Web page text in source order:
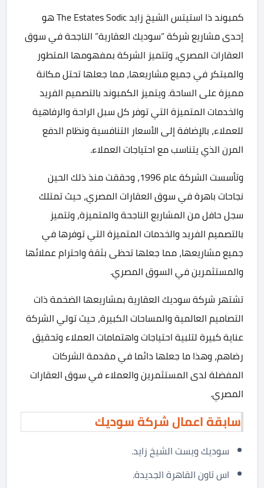
كمبوند ذا استيتس الشيخ زايد The Estates Sodic هو
إحدى مشاريع شركة “سوديك العقارية” الناجحة في سوق
العقارات المصري، وتتميز الشركة بمفهومها المتطور
والمبتكر في جميع مشاريعها، مما جعلها تحتل مكانة
مميزة على الساحة. ويتميز الكمبوند بالتصميم الفريد
والخدمات المتميزة التي توفر كل سبل الراحة والرفاهية
للعملاء، بالإضافة إلى الأسعار التنافسية ونظام الدفع
المرن الذي يتناسب مع احتياجات العملاء.
وتأسست الشركة عام 1996، وحققت منذ ذلك الحين
نجاحات باهرة في سوق العقارات المصري، حيث تمتلك
سجل حافل من المشاريع الناجحة والمتميزة، وتتميز
بالتصميم الفريد والخدمات المتميزة التي توفرها في
جميع مشاريعها، مما جعلها تحظى بثقة واحترام عملائها
والمستثمرين في السوق المصري.
تشتهر شركة سوديك العقارية بمشاريعها الضخمة ذات
التصاميم العالمية والمساحات الكبيرة، حيث تولي الشركة
عناية كبيرة لتلبية احتياجات واهتمامات العملاء وتحقيق
رضاهم، وهذا ما جعلها دائما في مقدمة الشركات
المفضلة لدى المستثمرين والعملاء في سوق العقارات
المصري.
سابقة اعمال شركة سوديك
سوديك ويست الشيخ زايد.
اس تاون القاهرة الجديدة.